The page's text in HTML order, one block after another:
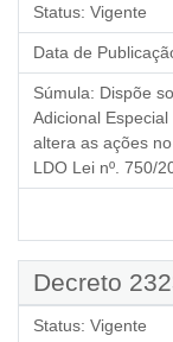
Status: Vigente
Data de
Súmula: Dispõe
Adicional
altera as ações
LDO Lei nº. 750/
Decreto
Status: Vigente